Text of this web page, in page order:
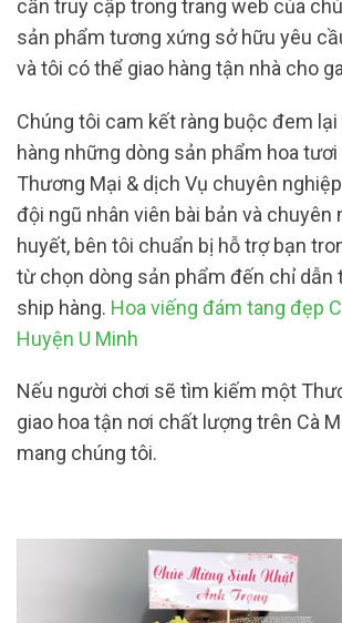
cần truy cập trong trang web của
sản phẩm tương xứng sở hữu yêu
và tôi có thể giao hàng tận nhà cho
Chúng tôi cam kết ràng buộc đem
hàng những dòng sản phẩm hoa
Thương Mại & dịch Vụ chuyên
đội ngũ nhân viên bài bản và chuyên
huyết, bên tôi chuẩn bị hỗ trợ bạn
từ chọn dòng sản phẩm đến chỉ dẫn
ship hàng. Hoa viếng đám tang đẹp
Huyện U Minh
Nếu người chơi sẽ tìm kiếm một
giao hoa tận nơi chất lượng trên Cà
mang chúng tôi.